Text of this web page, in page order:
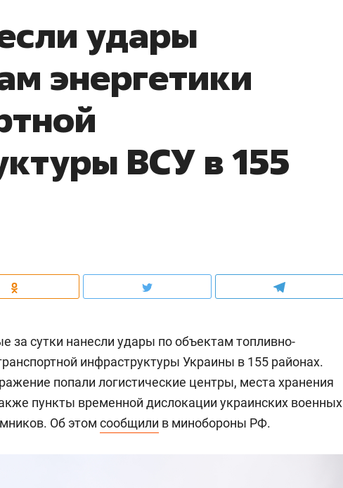
удары
энергетики
ВСУ в 155
за сутки нанесли удары по объектам топливно-
инфраструктуры Украины в 155 районах.
попали логистические центры, места хранения
пункты временной дислокации украинских военных
Об этом сообщили в минобороны РФ.